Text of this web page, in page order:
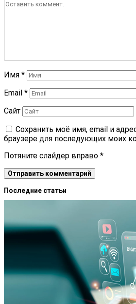
Имя *
Email *
Сайт
Сохранить моё имя, email и
браузере для последующих моих
Потяните слайдер вправо *
Последние статьи